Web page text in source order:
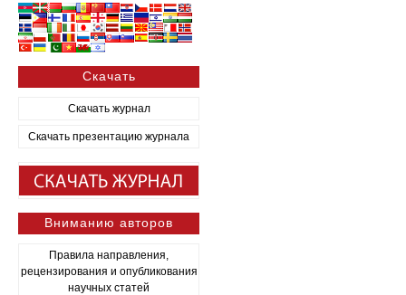
Скачать
Скачать журнал
Скачать презентацию журнала
Вниманию авторов
Правила направления,
рецензирования и опубликования
научных статей